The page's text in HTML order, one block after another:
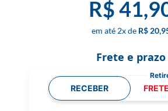
R$
2x R$
Frete e prazo
RECEBER